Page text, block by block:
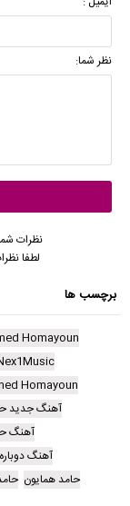
نظر شما:
نظرات
لطفا
برچسب ها
Homayoun
Homayoun
آهنگ جدید
آهنگ
آهنگ
حامد همایون